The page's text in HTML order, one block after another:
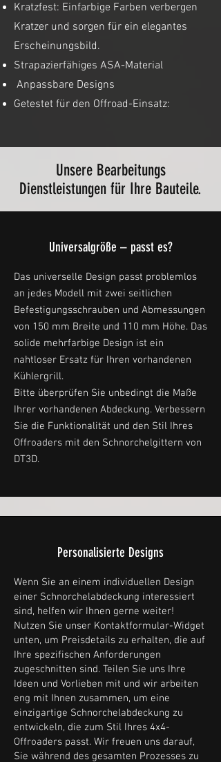
Kratzfest: Einfarbige Farben verbergen
Kratzer und sorgen für ein elegantes
Erscheinungsbild.
Strapazierfähiges ASA-Material
Anpassbare Designs
Getestet für den Offroad-Einsatz:
Unsere Bearbeitungs
Dienstleistungen für Ihre Bauteile.
Universalgröße – passt es?
Das universelle Design passt problemlos
an jedes Modell mit zwei seitlichen
Befestigungsschrauben und Abmessungen
von 150 mm Breite und 110 mm Höhe. Das
solide mehrfarbige Design ist ein
nahtloser Ersatz für Ihren vorhandenen
Kühlergrill.
Bitte überprüfen Sie unbedingt die Maße
Ihrer vorhandenen Abdeckung. Verbessern
Sie die Funktionalität und den Stil Ihres
Offroaders mit den Schnorchelgittern von
DT3D.
Personalisierte Designs
Wenn Sie an einem individuellen Design
einer Schnorchelabdeckung interessiert
sind, helfen wir Ihnen gerne weiter!
Nutzen Sie unser Kontaktformular-Widget
unten, um Preisdetails zu erhalten, die auf
Ihre spezifischen Anforderungen
zugeschnitten sind. Teilen Sie uns Ihre
Ideen und Vorlieben mit und wir arbeiten
eng mit Ihnen zusammen, um eine
einzigartige Schnorchelabdeckung zu
entwickeln, die zum Stil Ihres 4x4-
Offroaders passt. Wir freuen uns darauf,
Sie während des gesamten Prozesses zu